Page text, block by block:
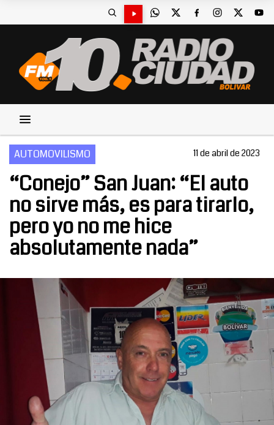
AUTOMOVILISMO 11 de abril de 2023
“Conejo” San Juan: “El auto
no sirve más, es para tirarlo,
pero yo no me hice
absolutamente nada”